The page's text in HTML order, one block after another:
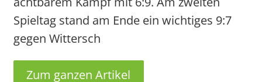
Spieltag stand am Ende ein wichtiges 9:7
gegen Wittersch
Zum ganzen Artikel